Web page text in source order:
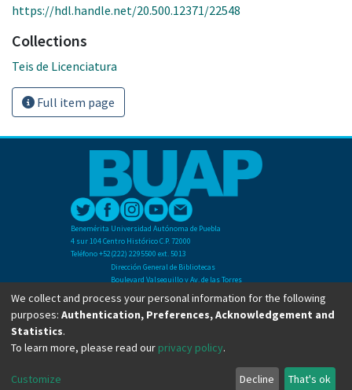
https://hdl.handle.net/20.500.12371/22548
Collections
Teis de Licenciatura
Full item page
Benemérita Universidad Autónoma de Puebla
4 sur 104 Centro Histórico C.P. 72000
Teléfono +52(222) 2295500 ext. 5013
Dirección General de Bibliotecas
Boulevard Valsequillo y Av. de las Torres
Ciudad Universitaria. Col. San Manuel
C.P. 72570
Teléfono +52 (222) 2295500 Ext 2901
Copyright © Dirección General de Bibliotecas - BUAP 2024. All right reserved.
We collect and process your personal information for the following
purposes: Authentication, Preferences, Acknowledgement and
Statistics.
To learn more, please read our privacy policy.
Customize Decline That's ok